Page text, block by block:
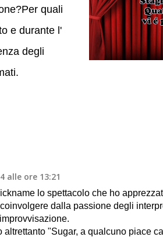
quali
e durante l'
degli
alle ore 13:21
lo spettacolo che ho
dalla passione degli
altrettanto "Sugar, a qualcuno piace